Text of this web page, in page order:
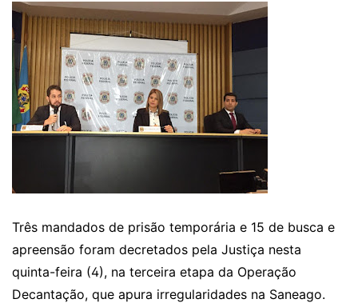
Três mandados de prisão temporária e 15 de busca e
apreensão foram decretados pela Justiça nesta
quinta-feira (4), na terceira etapa da Operação
Decantação, que apura irregularidades na Saneago.